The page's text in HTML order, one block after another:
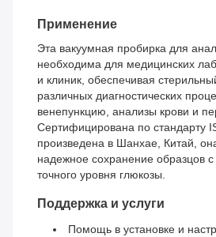
Применение
Эта вакуумная пробирка для
необходима для медицинских
и клиник, обеспечивая
различных диагностических
венепункцию, анализы крови и
Сертифицирована по стандарту
произведена в Шанхае, Китай,
надежное сохранение образцов
точного уровня глюкозы.
Поддержка и услуги
Помощь в установке и